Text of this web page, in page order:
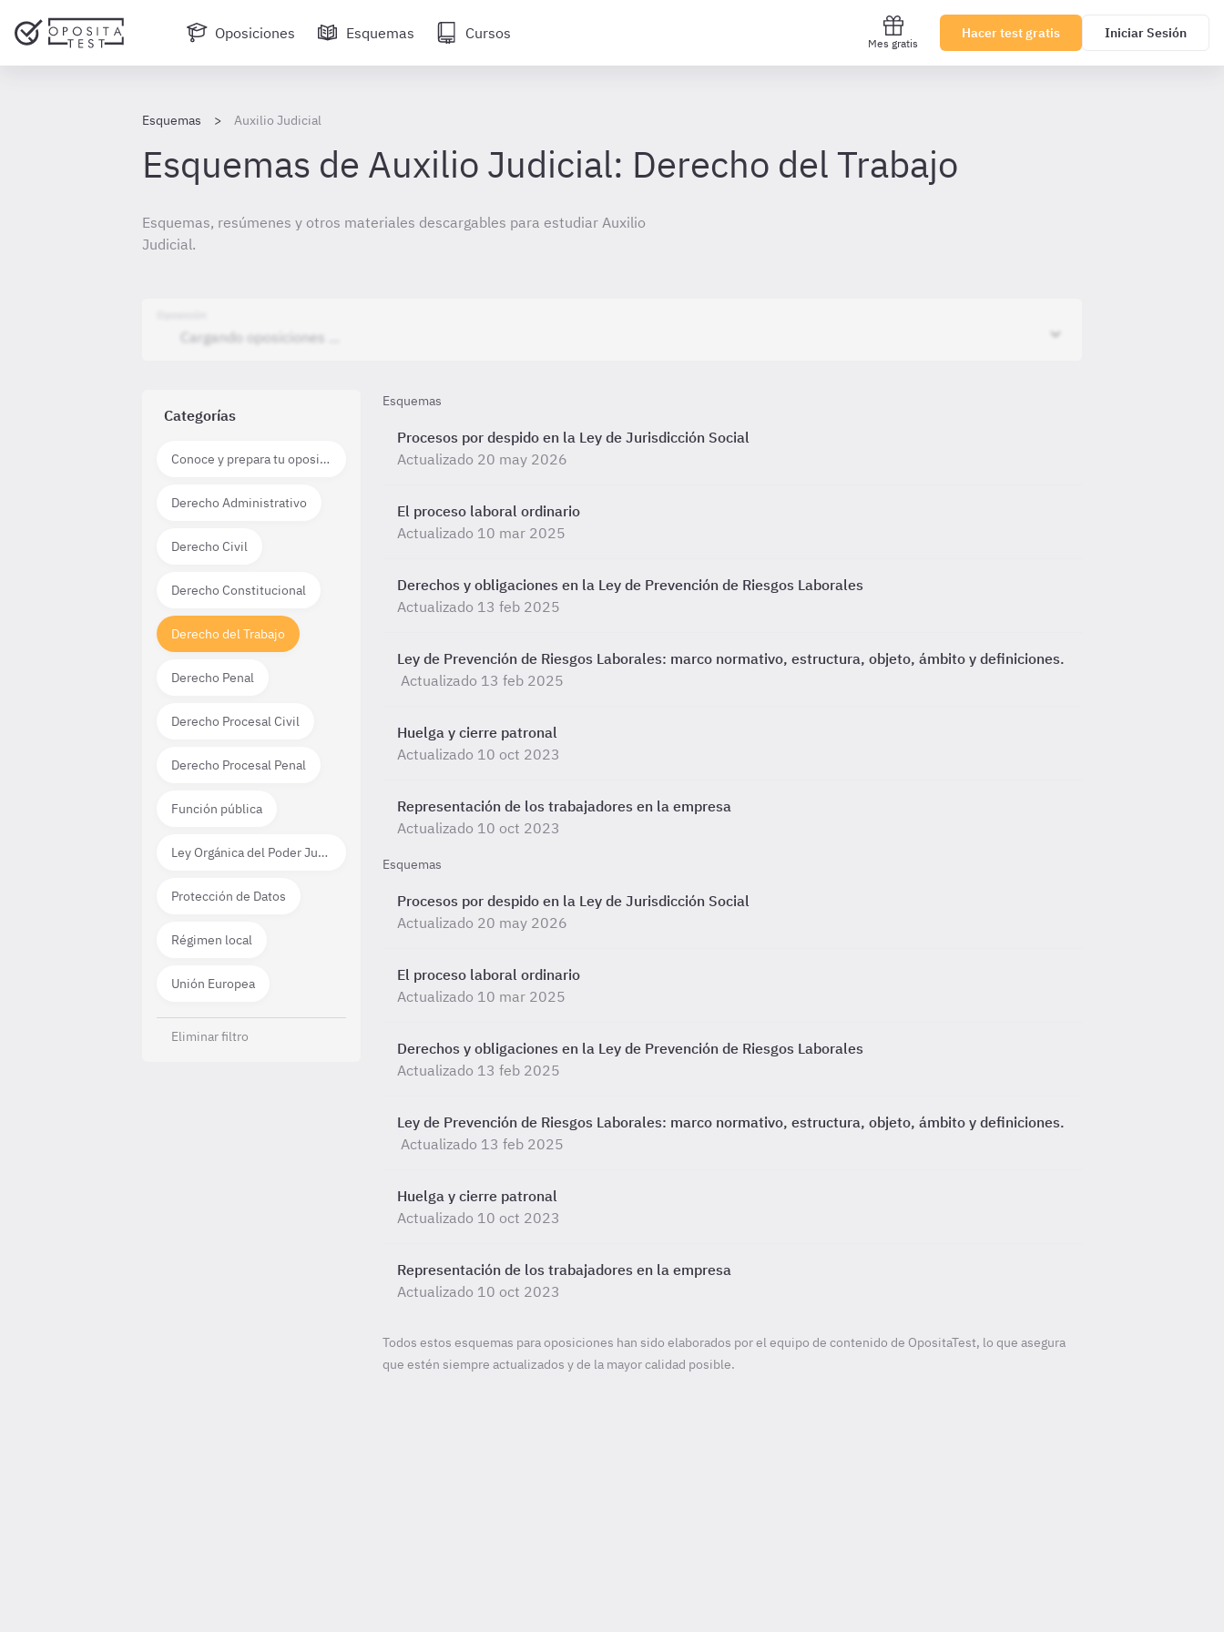
Oposiciones Esquemas Cursos
Mes gratis
Hacer test gratis Iniciar Sesión
Esquemas Auxilio Judicial
Esquemas de Auxilio Judicial: Derecho del Trabajo
Esquemas, resúmenes y otros materiales descargables para estudiar Auxilio
Judicial.
Categorías
Conoce y prepara tu oposición
Derecho Administrativo
Derecho Civil
Derecho Constitucional
Derecho del Trabajo
Derecho Penal
Derecho Procesal Civil
Derecho Procesal Penal
Función pública
Ley Orgánica del Poder Judicial
Protección de Datos
Régimen local
Unión Europea
Eliminar filtro
Esquemas
Procesos por despido en la Ley de Jurisdicción Social
Actualizado 20 may 2026
El proceso laboral ordinario
Actualizado 10 mar 2025
Derechos y obligaciones en la Ley de Prevención de Riesgos Laborales
Actualizado 13 feb 2025
Ley de Prevención de Riesgos Laborales: marco normativo, estructura, objeto, ámbito y definiciones.
Actualizado 13 feb 2025
Huelga y cierre patronal
Actualizado 10 oct 2023
Representación de los trabajadores en la empresa
Actualizado 10 oct 2023
Esquemas
Procesos por despido en la Ley de Jurisdicción Social
Actualizado 20 may 2026
El proceso laboral ordinario
Actualizado 10 mar 2025
Derechos y obligaciones en la Ley de Prevención de Riesgos Laborales
Actualizado 13 feb 2025
Ley de Prevención de Riesgos Laborales: marco normativo, estructura, objeto, ámbito y definiciones.
Actualizado 13 feb 2025
Huelga y cierre patronal
Actualizado 10 oct 2023
Representación de los trabajadores en la empresa
Actualizado 10 oct 2023
Todos estos esquemas para oposiciones han sido elaborados por el equipo de contenido de OpositaTest, lo que asegura
que estén siempre actualizados y de la mayor calidad posible.